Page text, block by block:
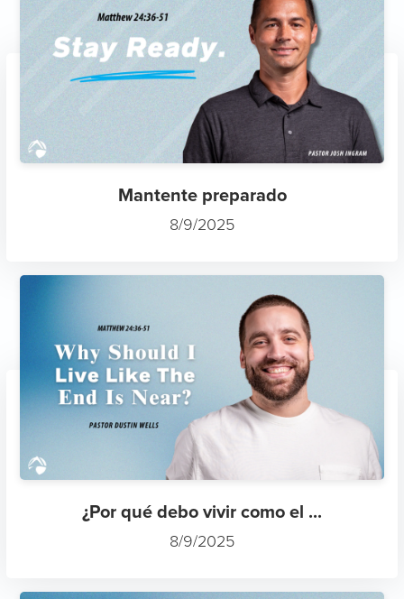
Mantente preparado
8/9/2025
¿Por qué debo vivir como el ...
8/9/2025